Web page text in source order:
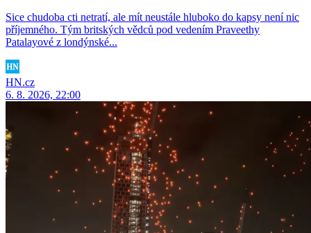
Sice chudoba cti netratí, ale mít neustále hluboko do kapsy není nic
příjemného. Tým britských vědců pod vedením Praveethy
Patalayové z londýnské...
HN.cz
6. 8. 2026, 22:00